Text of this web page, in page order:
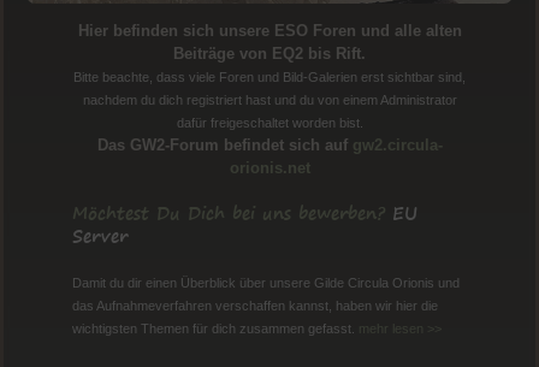
Hier befinden sich unsere ESO Foren und alle alten
Beiträge von EQ2 bis Rift.
Bitte beachte, dass viele Foren und Bild-Galerien erst sichtbar sind,
nachdem du dich registriert hast und du von einem Administrator
dafür freigeschaltet worden bist.
Das GW2-Forum befindet sich auf gw2.circula-
orionis.net
Möchtest Du Dich bei uns bewerben?EU
Server
Damit du dir einen Überblick über unsere Gilde Circula Orionis und
das Aufnahmeverfahren verschaffen kannst, haben wir hier die
wichtigsten Themen für dich zusammen gefasst. mehr lesen >>